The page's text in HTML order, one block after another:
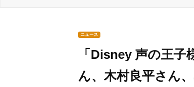
ニュース
「Disney 声の王子
ん、木村良平さん